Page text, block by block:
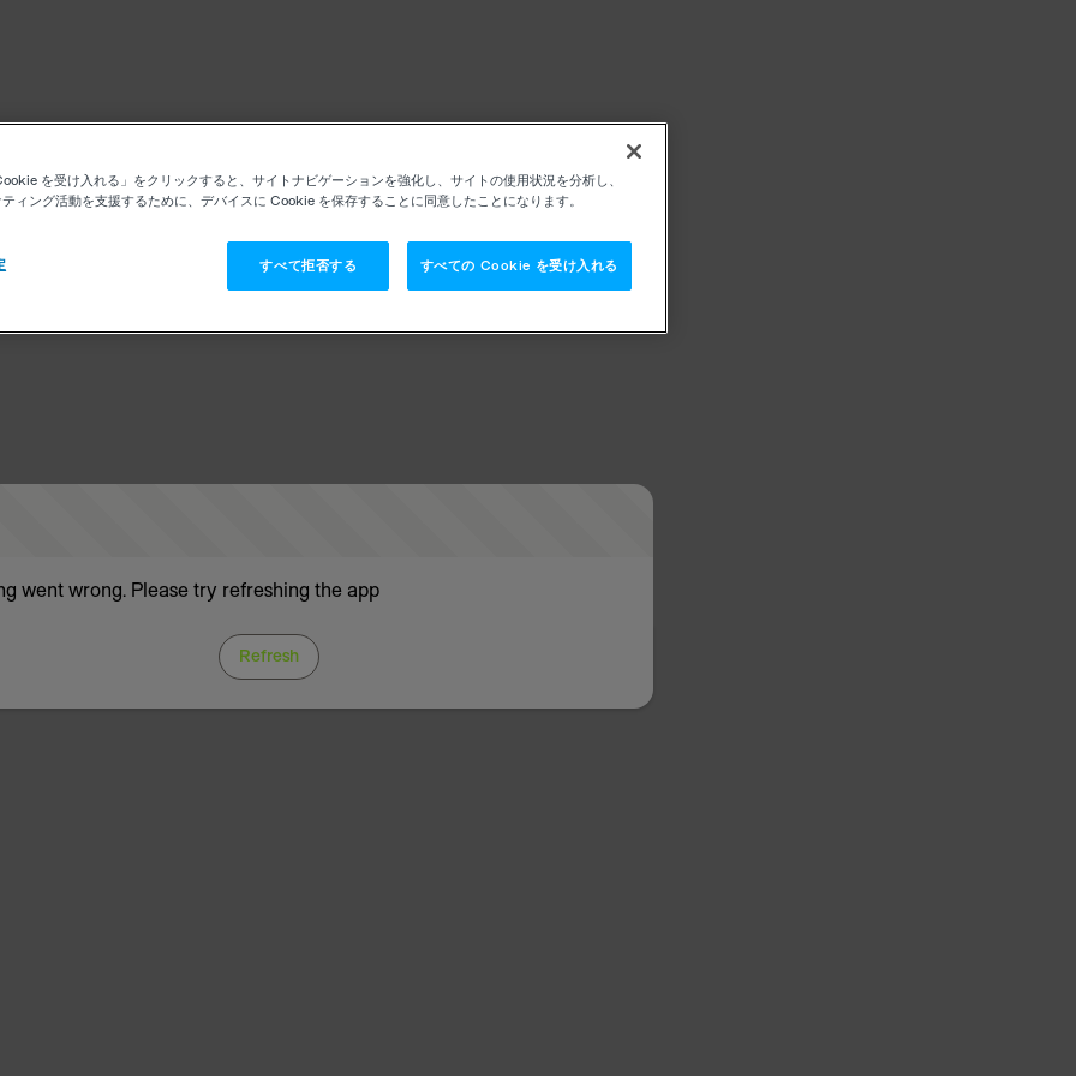
went wrong. Please try refreshing the app
Refresh
を受け入れる」をクリックすると、サイトナビゲーションを強化し、サイトの使用状況を分析し、
ィング活動を支援するために、デバイスに Cookie を保存することに同意したことになります。
すべて拒否する すべての Cookie を受け入れる